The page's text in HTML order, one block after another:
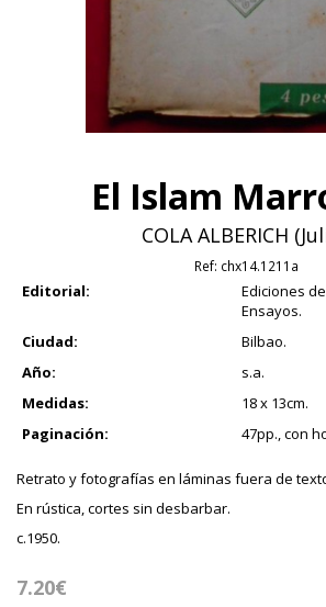
El Islam
COLA ALBERICH
Ref: chx14.1211a
Editorial:
Ediciones
Ensayos.
Ciudad:
Bilbao.
Año:
s.a.
Medidas:
18 x 13cm.
Paginación:
47pp., con
Retrato y fotografías en láminas fuera de
En rústica, cortes sin desbarbar.
c.1950.
7.20€